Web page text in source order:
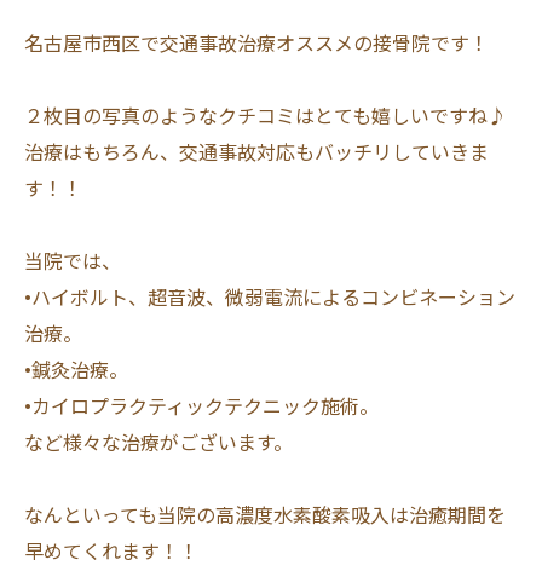
名古屋市西区で交通事故治療オススメの接骨院です！
２枚目の写真のようなクチコミはとても嬉しいですね♪
治療はもちろん、交通事故対応もバッチリしていきま
す！！
当院では、
•ハイボルト、超音波、微弱電流によるコンビネーション
治療。
•鍼灸治療。
•カイロプラクティックテクニック施術。
など様々な治療がございます。
なんといっても当院の高濃度水素酸素吸入は治癒期間を
早めてくれます！！